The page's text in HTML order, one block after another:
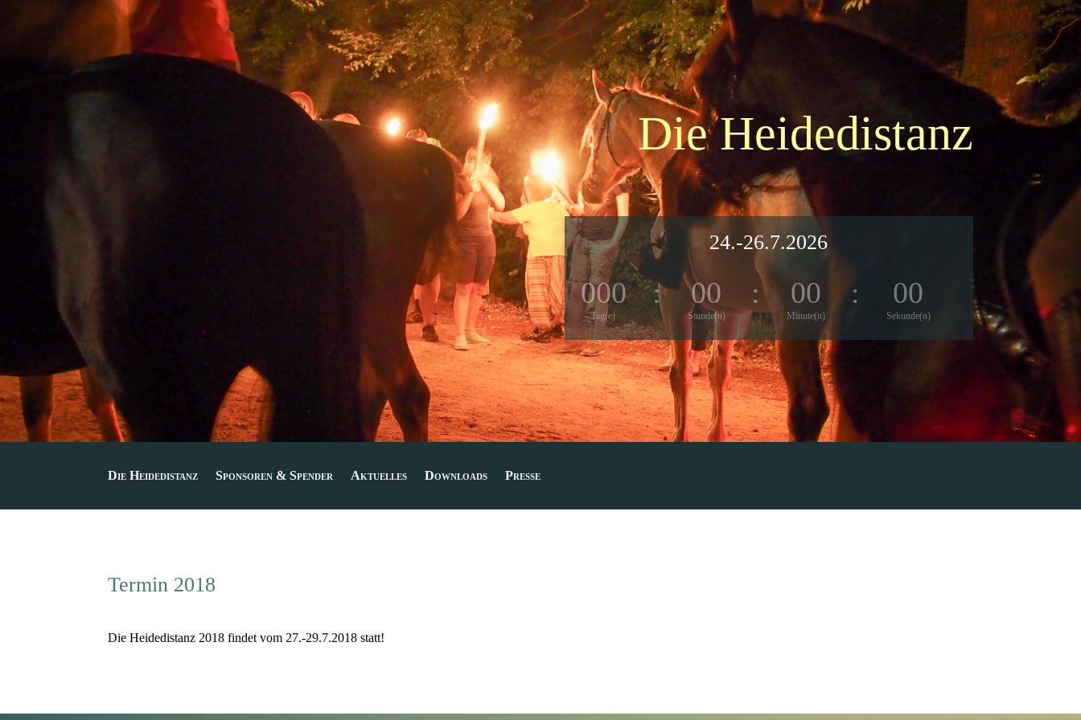
Die Heidedistanz
24.-26.7.2026
000
Tag(e)
: 00
Stunde(n)
: 00
Minute(n)
: 00
Sekunde(n)
Die Heidedistanz Sponsoren & Spender Aktuelles Downloads Presse
Termin 2018
Die Heidedistanz 2018 findet vom 27.-29.7.2018 statt!